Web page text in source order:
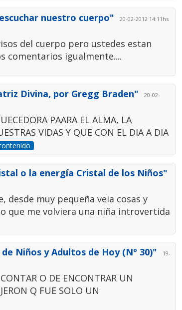
nuestro cuerpo"
20-02-2012 14:11hs
del cuerpo pero ustedes estan
comentarios igualmente....
Divina, por Gregg Braden"
20-02-
PAARA EL ALMA, LA
VIDAS Y QUE CON EL DIA A DIA
o la energía Cristal de los Niños"
muy pequeña veia cosas y
que me volviera una niña introvertida
Niños y Adultos de Hoy (Nº 30)"
19-
O DE ENCONTRAR UN
Q FUE SOLO UN